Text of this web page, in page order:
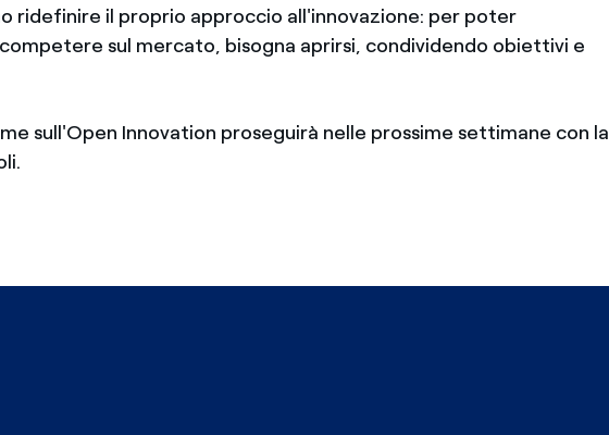
ridefinire il proprio approccio all'innovazione: per poter
sul mercato, bisogna aprirsi, condividendo obiettivi e
sull'Open Innovation proseguirà nelle prossime settimane con la